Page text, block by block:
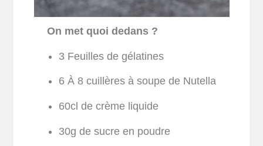
On met quoi dedans ?
3 Feuilles de gélatines
6 À 8 cuillères à soupe de Nutella
60cl de crème liquide
30g de sucre en poudre